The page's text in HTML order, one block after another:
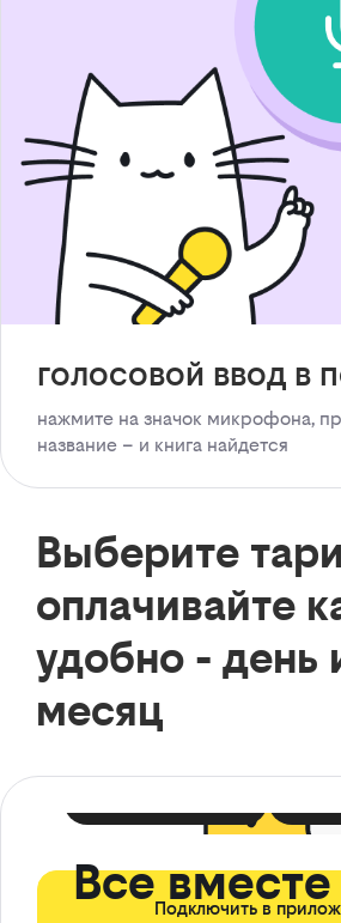
голосовой ввод в
нажмите на значок микрофона,
название – и книга найдется
Выберите
оплачивайте
удобно - день
месяц
Все вместе
Подключить в